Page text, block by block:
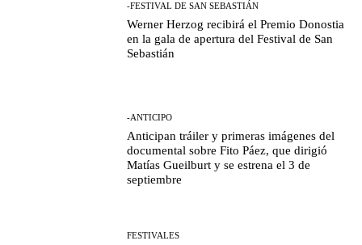
-FESTIVAL DE SAN SEBASTIÁN
Werner Herzog recibirá el Premio Donostia
en la gala de apertura del Festival de San
Sebastián
-ANTICIPO
Anticipan tráiler y primeras imágenes del
documental sobre Fito Páez, que dirigió
Matías Gueilburt y se estrena el 3 de
septiembre
FESTIVALES